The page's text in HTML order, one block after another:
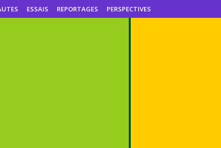
ESSAIS REPORTAGES PERSPECTIVES